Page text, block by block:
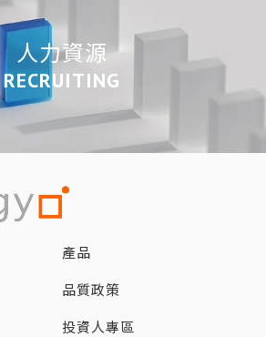
人力資源
RECRUITING
產品
品質政策
投資人專區